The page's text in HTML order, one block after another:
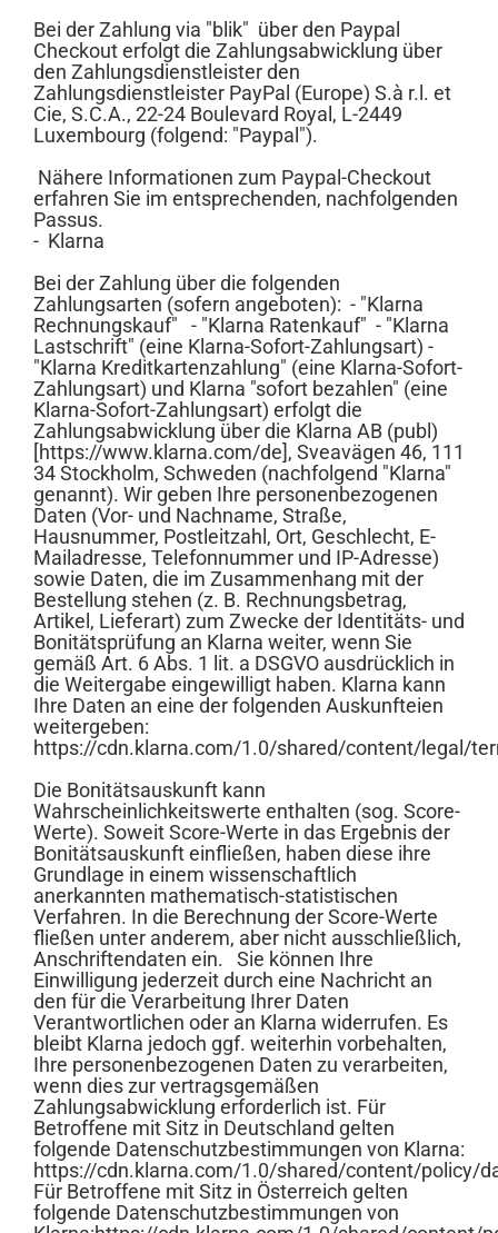
Bei der Zahlung via "blik" über den Paypal
Checkout erfolgt die Zahlungsabwicklung über
den Zahlungsdienstleister den
Zahlungsdienstleister PayPal (Europe) S.à r.l. et
Cie, S.C.A., 22-24 Boulevard Royal, L-2449
Luxembourg (folgend: "Paypal").
Nähere Informationen zum Paypal-Checkout
erfahren Sie im entsprechenden, nachfolgenden
Passus.
- Klarna
Bei der Zahlung über die folgenden
Zahlungsarten (sofern angeboten): - "Klarna
Rechnungskauf" - "Klarna Ratenkauf" - "Klarna
Lastschrift" (eine Klarna-Sofort-Zahlungsart) -
"Klarna Kreditkartenzahlung" (eine Klarna-Sofort-
Zahlungsart) und Klarna "sofort bezahlen" (eine
Klarna-Sofort-Zahlungsart) erfolgt die
Zahlungsabwicklung über die Klarna AB (publ)
[https://www.klarna.com/de], Sveavägen 46, 111
34 Stockholm, Schweden (nachfolgend "Klarna"
genannt). Wir geben Ihre personenbezogenen
Daten (Vor- und Nachname, Straße,
Hausnummer, Postleitzahl, Ort, Geschlecht, E-
Mailadresse, Telefonnummer und IP-Adresse)
sowie Daten, die im Zusammenhang mit der
Bestellung stehen (z. B. Rechnungsbetrag,
Artikel, Lieferart) zum Zwecke der Identitäts- und
Bonitätsprüfung an Klarna weiter, wenn Sie
gemäß Art. 6 Abs. 1 lit. a DSGVO ausdrücklich in
die Weitergabe eingewilligt haben. Klarna kann
Ihre Daten an eine der folgenden Auskunfteien
weitergeben:
https://cdn.klarna.com/1.0/shared/content/legal/
Die Bonitätsauskunft kann
Wahrscheinlichkeitswerte enthalten (sog. Score-
Werte). Soweit Score-Werte in das Ergebnis der
Bonitätsauskunft einfließen, haben diese ihre
Grundlage in einem wissenschaftlich
anerkannten mathematisch-statistischen
Verfahren. In die Berechnung der Score-Werte
fließen unter anderem, aber nicht ausschließlich,
Anschriftendaten ein. Sie können Ihre
Einwilligung jederzeit durch eine Nachricht an
den für die Verarbeitung Ihrer Daten
Verantwortlichen oder an Klarna widerrufen. Es
bleibt Klarna jedoch ggf. weiterhin vorbehalten,
Ihre personenbezogenen Daten zu verarbeiten,
wenn dies zur vertragsgemäßen
Zahlungsabwicklung erforderlich ist. Für
Betroffene mit Sitz in Deutschland gelten
folgende Datenschutzbestimmungen von Klarna:
https://cdn.klarna.com/1.0/shared/content/policy/
Für Betroffene mit Sitz in Österreich gelten
folgende Datenschutzbestimmungen von